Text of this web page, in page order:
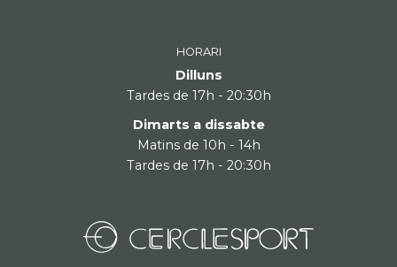
HORARI
Dilluns
Tardes de 17h - 20:30h
Dimarts a dissabte
Matins de 10h - 14h
Tardes de 17h - 20:30h